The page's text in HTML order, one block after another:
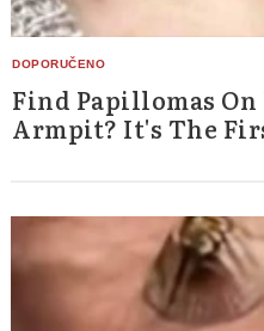
Find Papillomas On
Armpit? It's The
for: